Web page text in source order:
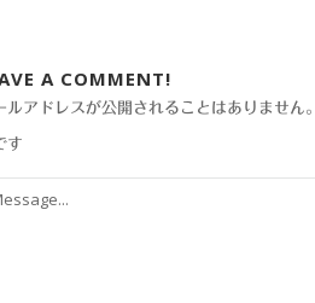
A COMMENT!
ルアドレスが公開されることはありません。
す